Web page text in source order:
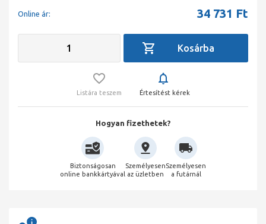
Online ár: 34 731 Ft
Listára teszem Értesítést kérek
Hogyan fizethetek?
Biztonságosan
online bankkártyával
Személyesen
az üzletben
Személyesen
a futárnál